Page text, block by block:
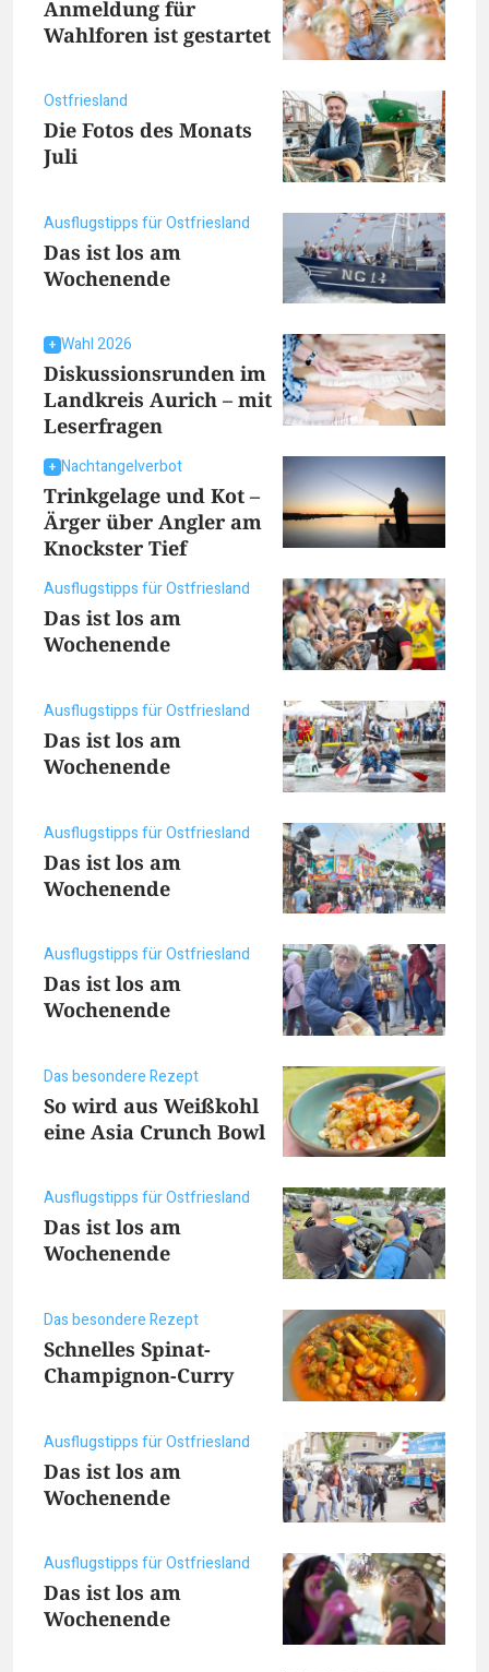
Anmeldung für
Wahlforen ist gestartet
Ostfriesland
Die Fotos des Monats
Juli
Ausflugstipps für Ostfriesland
Das ist los am
Wochenende
Wahl 2026
Diskussionsrunden im
Landkreis Aurich – mit
Leserfragen
Nachtangelverbot
Trinkgelage und Kot –
Ärger über Angler am
Knockster Tief
Ausflugstipps für Ostfriesland
Das ist los am
Wochenende
Ausflugstipps für Ostfriesland
Das ist los am
Wochenende
Ausflugstipps für Ostfriesland
Das ist los am
Wochenende
Ausflugstipps für Ostfriesland
Das ist los am
Wochenende
Das besondere Rezept
So wird aus Weißkohl
eine Asia Crunch Bowl
Ausflugstipps für Ostfriesland
Das ist los am
Wochenende
Das besondere Rezept
Schnelles Spinat-
Champignon-Curry
Ausflugstipps für Ostfriesland
Das ist los am
Wochenende
Ausflugstipps für Ostfriesland
Das ist los am
Wochenende